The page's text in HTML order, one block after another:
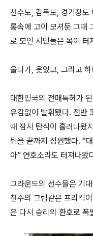
선수도, 감독도, 경기장도
롱속에 고이 모셔둔 그때
로 모인 시민들은 목이 터
울다가, 웃었고, 그리고
대한민국의 전매특허가
유감없이 발휘됐다. 전반
때 잠시 탄식이 흘러나왔
팀을 끝까지 성원했다. “
아” 연호소리도 터져나왔
그라운드의 선수들은 기
천수의 그림같은 프리킥
은 다시 승리의 환호로 폭